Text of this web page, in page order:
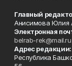
Главный
Анисимова Юлия
Электронная
belrab-rek@mail.ru
Адрес редакции:
Республика